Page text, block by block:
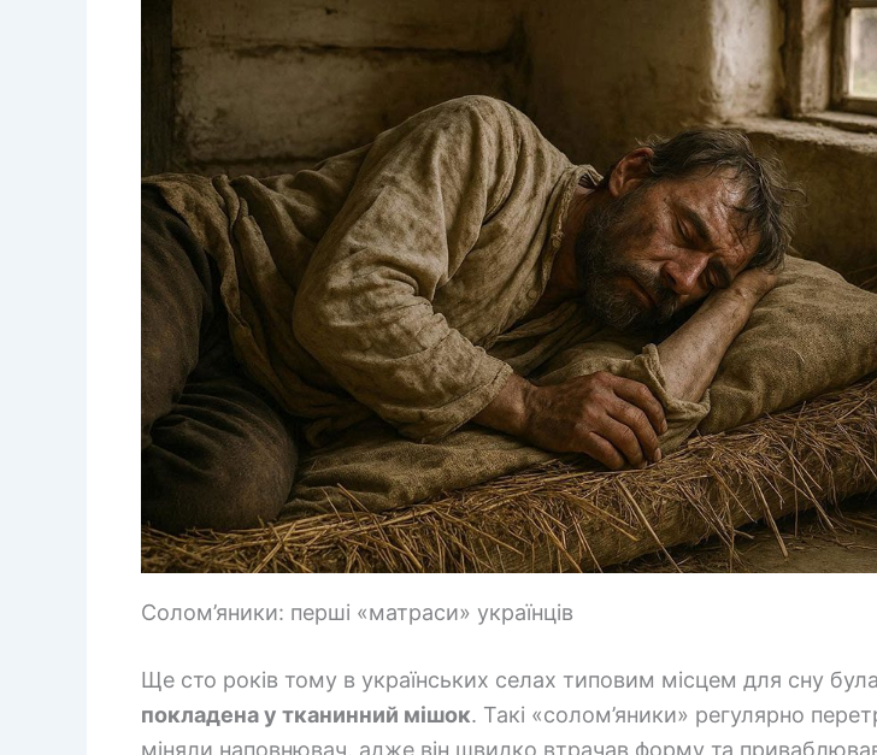
Солом’яники: перші «матраси» українців
Ще сто років тому в українських селах типовим місцем для сну була
покладена у тканинний мішок. Такі «солом’яники» регулярно
міняли наповнювач, адже він швидко втрачав форму та